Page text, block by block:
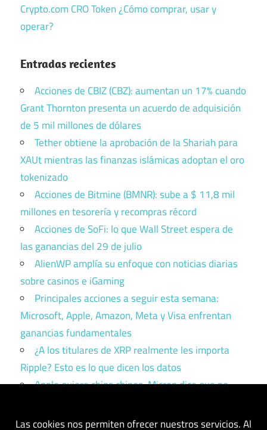
Crypto.com CRO Token ¿Cómo comprar, usar y
operar?
Entradas recientes
Acciones de CBIZ (CBZ): aumentan un 17% cuando
Grant Thornton presenta un acuerdo de adquisición
de 5 mil millones de dólares
Tether obtiene la aprobación de la Shariah para
XAUt mientras las finanzas islámicas adoptan el oro
tokenizado
Acciones de Bitmine (BMNR): sube a $ 11,8 mil
millones en tesorería y recompras récord
Acciones de SoFi: lo que Wall Street espera de
las ganancias del 29 de julio
AlienWP amplía su enfoque con noticias diarias
sobre casinos e iGaming
Principales acciones a seguir esta semana:
Microsoft, Apple, Amazon, Meta y Visa enfrentan
ganancias fundamentales
¿A los titulares de XRP realmente les importa
Ripple? Esto es lo que dicen los datos
Apple quiere chips chinos. Micron dice que no.
Las cookies nos permiten ofrecer nuestros servicios. Al